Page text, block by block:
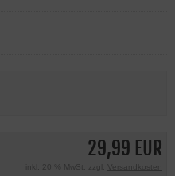
29,99 EUR
inkl. 20 % MwSt. zzgl. Versandkosten